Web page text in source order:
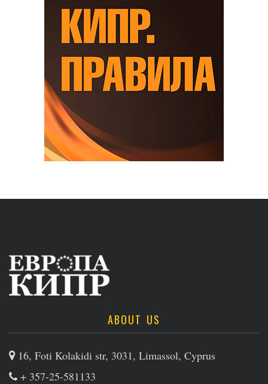
ABOUT US
16, Foti Kolakidi str, 3031, Limassol, Cyprus
+ 357-25-581133